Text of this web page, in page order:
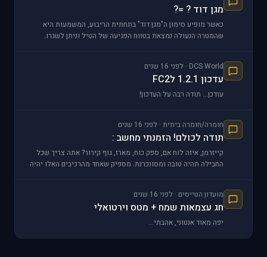
מגן דוד ? =?
כאשר מופיע סימון ה"מגן דוד" בתחתית הריבוע, המשמעות היא
שהמטרה הנעולה נמצאת בטווח הפגיעה של הטיל וניתן לשגרו.
DCS World · לפני 16 שנים
עדכון 1.2.1 לFC2
עודכן... תודה רבה על העדכון!
חומרה/חומרה ביתית · לפני 16 שנים
תודה לכולם! הזמנתי מחשב :
קייזרמן, איזה לוח אם, ספק כוח, מארז, גוף קירור? אתה צריך שכל
החבילה תהיה טובה ומסונכרנת. מספיק שאחד מהרכיבים האלו יהיה
מועדון הטייסים · לפני 16 שנים
חג עצמאות שמח + מטס וירטואלי
יפה מאוד אנטוני, אהבתי...